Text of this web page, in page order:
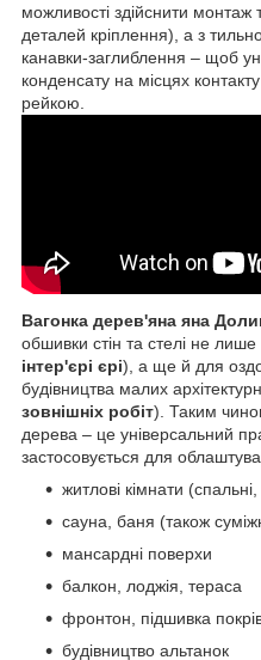
можливості здійснити
деталей кріплення), а з
канавки-заглиблення – щоб
конденсату на місцях
рейкою.
Вагонка дерев'яна яна
обшивки стін та стелі не
інтер'єрі єрі), а ще й для
будівництва малих
зовнішніх робіт). Таким
дерева – це універсальний
застосовується для
житлові кімнати (спальні,
сауна, баня (також
мансардні поверхи
балкон, лоджія, тераса
фронтон, підшивка
будівництво альтанок